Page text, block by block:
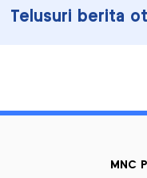
Telusuri berita
MNC